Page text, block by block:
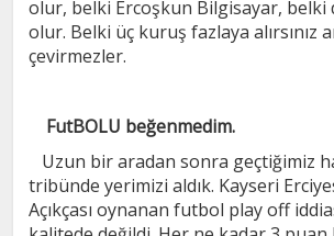
olur, belki Ercoşkun Bilgisayar, belki
olur. Belki üç kuruş fazlaya alırsınız
çevirmezler.
FutBOLU beğenmedim.
Uzun bir aradan sonra geçtiğimiz
tribünde yerimizi aldık. Kayseri
Açıkçası oynanan futbol play off